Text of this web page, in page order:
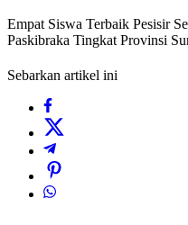
Empat Siswa Terbaik Pesisir
Paskibraka Tingkat Provinsi
Sebarkan artikel ini